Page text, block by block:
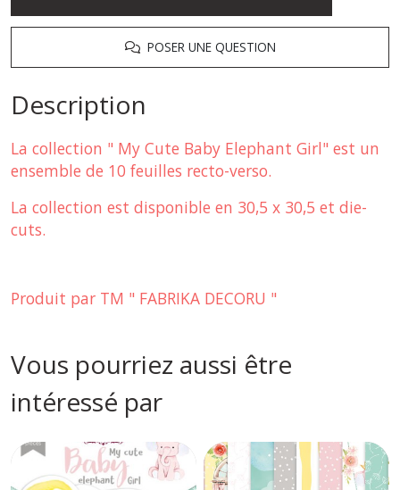
POSER UNE QUESTION
Description
La collection " My Cute Baby Elephant Girl" est un
ensemble de 10 feuilles recto-verso.
La collection est disponible en 30,5 x 30,5 et die-
cuts.
Produit par TM " FABRIKA DECORU "
Vous pourriez aussi être
intéressé par